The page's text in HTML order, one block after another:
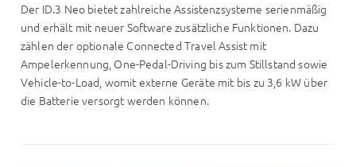
Der ID.3 Neo bietet zahlreiche Assistenzsysteme serienmäßig
und erhält mit neuer Software zusätzliche Funktionen. Dazu
zählen der optionale Connected Travel Assist mit
Ampelerkennung, One-Pedal-Driving bis zum Stillstand sowie
Vehicle-to-Load, womit externe Geräte mit bis zu 3,6 kW über
die Batterie versorgt werden können.